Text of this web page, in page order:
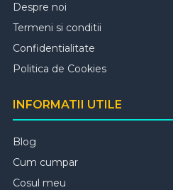
Despre noi
Termeni si conditii
Confidentialitate
Politica de Cookies
INFORMATII UTILE
Blog
Cum cumpar
Cosul meu